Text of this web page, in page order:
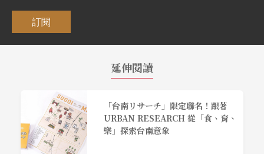
訂閱
延伸閱讀
「台南リサーチ」限定聯名！跟著
URBAN RESEARCH 從「食、育、
樂」探索台南意象